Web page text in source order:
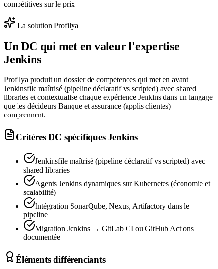
compétitives sur le prix
La solution Profilya
Un DC qui met en valeur l'expertise
Jenkins
Profilya produit un dossier de compétences qui met en avant
Jenkinsfile maîtrisé (pipeline déclaratif vs scripted) avec shared
libraries et contextualise chaque expérience Jenkins dans un langage
que les décideurs Banque et assurance (applis clientes)
comprennent.
Critères DC spécifiques Jenkins
Jenkinsfile maîtrisé (pipeline déclaratif vs scripted) avec
shared libraries
Agents Jenkins dynamiques sur Kubernetes (économie et
scalabilité)
Intégration SonarQube, Nexus, Artifactory dans le
pipeline
Migration Jenkins → GitLab CI ou GitHub Actions
documentée
Éléments différenciants